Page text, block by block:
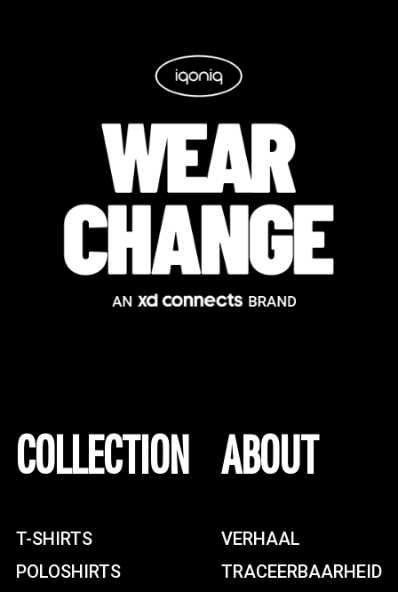
COLLECTION
T-SHIRTS
POLOSHIRTS
ABOUT
VERHAAL
TRACEERBAARHEID